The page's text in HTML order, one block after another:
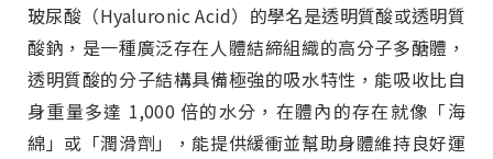
玻尿酸（Hyaluronic Acid）的學名是透明質酸或透明質
酸鈉，是一種廣泛存在人體結締組織的高分子多醣體，
透明質酸的分子結構具備極強的吸水特性，能吸收比自
身重量多達 1,000 倍的水分，在體內的存在就像「海
綿」或「潤滑劑」，能提供緩衝並幫助身體維持良好運